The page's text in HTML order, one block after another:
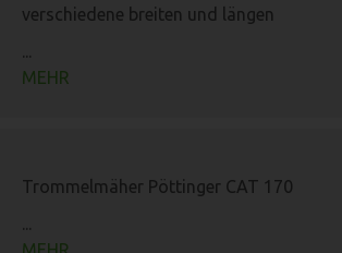
verschiedene breiten und längen
...
MEHR
Trommelmäher Pöttinger CAT 170
...